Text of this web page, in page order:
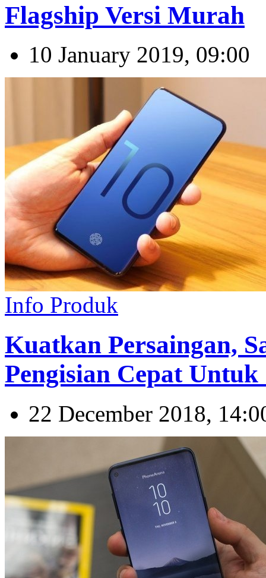
Flagship Versi Murah
10 January 2019, 09:00
Info Produk
Kuatkan Persaingan,
Pengisian Cepat Untuk
22 December 2018,